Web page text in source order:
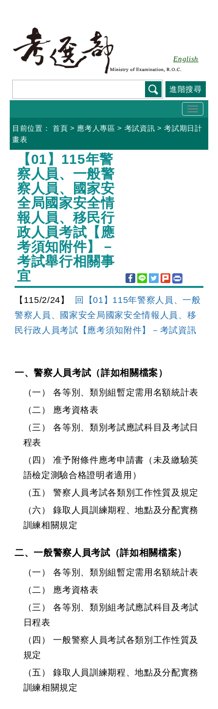
English
進階搜尋
Toggle
目前位置： 首頁 > 應考人專區 > 考試資訊 >考試期日計
畫表
【01】115年警
察人員、一般警
察人員、國家安
全局國家安全情
報人員、移民行
政人員考試【應
考須知附件】－
考試舉行相關事
宜
【115/2/24】
回【01】115年警察人員、一般
警察人員、國家安全局國家安全情報人員、移
民行政人員考試【應考須知附件】－考試資訊
一、警察人員考試（詳如相關檔案）
（一） 各等別、類別組暫定需用名額統計表
（二） 應考資格表
（三） 各等別、類別考試應試科目及考試日
程表
（四） 准予附條件應考申請書（未及繳驗英
語檢定測驗合格證明者適用）
（五） 警察人員考試各類別工作性質及規定
（六） 錄取人員訓練期程、地點及分配實務
訓練相關規定
二、一般警察人員考試（詳如相關檔案）
（一） 各等別、類別組暫定需用名額統計表
（二） 應考資格表
（三） 各等別、類別組考試應試科目及考試
日程表
（四） 一般警察人員考試各類別工作性質及
規定
（五） 錄取人員訓練期程、地點及分配實務
訓練相關規定